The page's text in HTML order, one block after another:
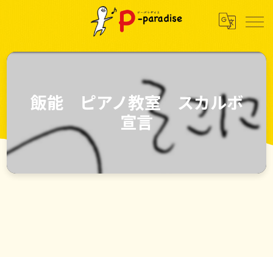
飯能 ピアノ教室 スカルボ
宣言